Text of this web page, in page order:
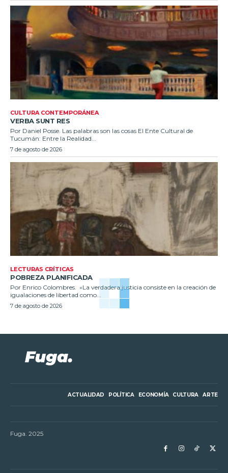
CULTURA CONTEMPORÁNEA
VERBA SUNT RES
Por Daniel Posse. Las palabras son las cosas El Ente Cultural de
Tucumán: Entre la Realidad...
7 de agosto de 2026
LECTURAS CRÍTICAS
POBREZA PLANIFICADA
Por Enrico Colombres. «La verdadera justicia consiste en la creación de
igualaciones de libertad como...
7 de agosto de 2026
ACTUALIDAD POLÍTICA ECONOMÍA CULTURA ARTE
Fuga. 2025